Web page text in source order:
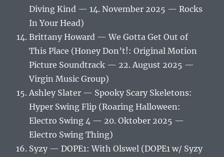
Diving Kind — 14. November 2025 — Rocks
In Your Head)
Brittany Howard — We Gotta Get Out of
This Place (Honey Don’t!: Original Motion
Picture Soundtrack — 22. August 2025 —
Virgin Music Group)
Ashley Slater — Spooky Scary Skeletons:
Hyper Swing Flip (Roaring Halloween:
Electro Swing 4 — 20. Oktober 2025 —
Electro Swing Thing)
Syzy — DOPE1: With Olswel (DOPE1 w/ Syzy